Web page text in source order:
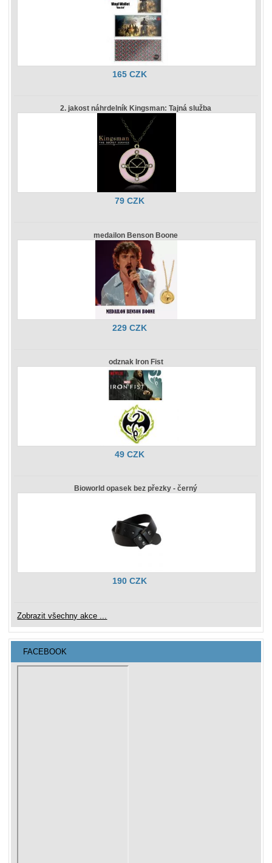
165 CZK
2. jakost náhrdelník Kingsman: Tajná služba
79 CZK
medailon Benson Boone
229 CZK
odznak Iron Fist
49 CZK
Bioworld opasek bez přezky - černý
190 CZK
Zobrazit všechny akce ...
FACEBOOK